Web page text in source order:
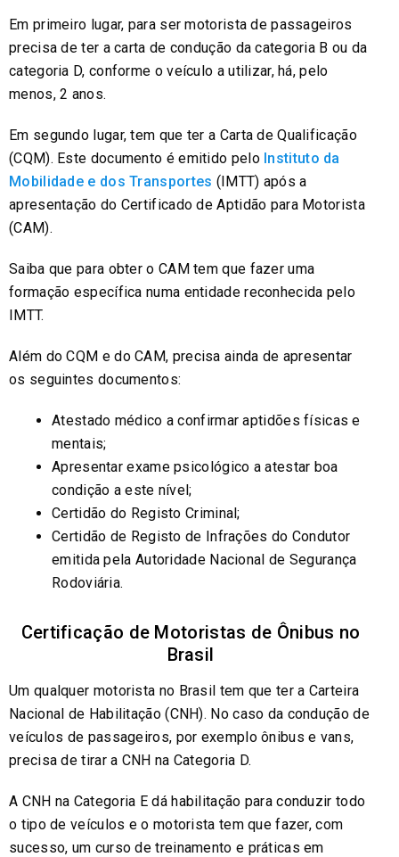
Em primeiro lugar, para ser motorista de passageiros
precisa de ter a carta de condução da categoria B ou da
categoria D, conforme o veículo a utilizar, há, pelo
menos, 2 anos.
Em segundo lugar, tem que ter a Carta de Qualificação
(CQM). Este documento é emitido pelo Instituto da
Mobilidade e dos Transportes (IMTT) após a
apresentação do Certificado de Aptidão para Motorista
(CAM).
Saiba que para obter o CAM tem que fazer uma
formação específica numa entidade reconhecida pelo
IMTT.
Além do CQM e do CAM, precisa ainda de apresentar
os seguintes documentos:
Atestado médico a confirmar aptidões físicas e
mentais;
Apresentar exame psicológico a atestar boa
condição a este nível;
Certidão do Registo Criminal;
Certidão de Registo de Infrações do Condutor
emitida pela Autoridade Nacional de Segurança
Rodoviária.
Certificação de Motoristas de Ônibus no
Brasil
Um qualquer motorista no Brasil tem que ter a Carteira
Nacional de Habilitação (CNH). No caso da condução de
veículos de passageiros, por exemplo ônibus e vans,
precisa de tirar a CNH na Categoria D.
A CNH na Categoria E dá habilitação para conduzir todo
o tipo de veículos e o motorista tem que fazer, com
sucesso, um curso de treinamento e práticas em